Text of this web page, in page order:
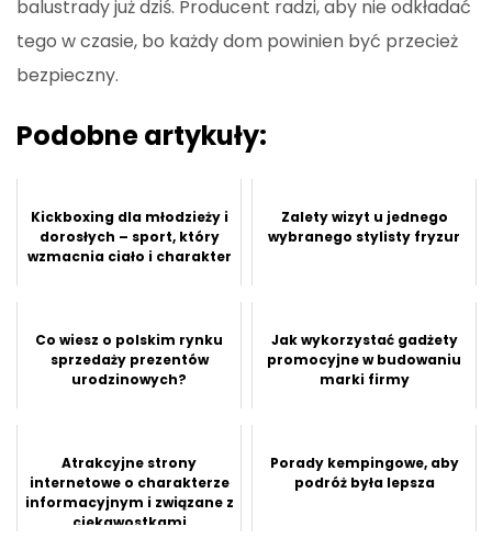
balustrady już dziś. Producent radzi, aby nie odkładać
tego w czasie, bo każdy dom powinien być przecież
bezpieczny.
Podobne artykuły:
Kickboxing dla młodzieży i
dorosłych – sport, który
wzmacnia ciało i charakter
Zalety wizyt u jednego
wybranego stylisty fryzur
Co wiesz o polskim rynku
sprzedaży prezentów
urodzinowych?
Jak wykorzystać gadżety
promocyjne w budowaniu
marki firmy
Atrakcyjne strony
internetowe o charakterze
informacyjnym i związane z
ciekawostkami
Porady kempingowe, aby
podróż była lepsza